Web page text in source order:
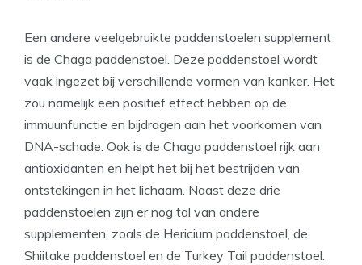
Een andere veelgebruikte paddenstoelen supplement
is de Chaga paddenstoel. Deze paddenstoel wordt
vaak ingezet bij verschillende vormen van kanker. Het
zou namelijk een positief effect hebben op de
immuunfunctie en bijdragen aan het voorkomen van
DNA-schade. Ook is de Chaga paddenstoel rijk aan
antioxidanten en helpt het bij het bestrijden van
ontstekingen in het lichaam. Naast deze drie
paddenstoelen zijn er nog tal van andere
supplementen, zoals de Hericium paddenstoel, de
Shiitake paddenstoel en de Turkey Tail paddenstoel.